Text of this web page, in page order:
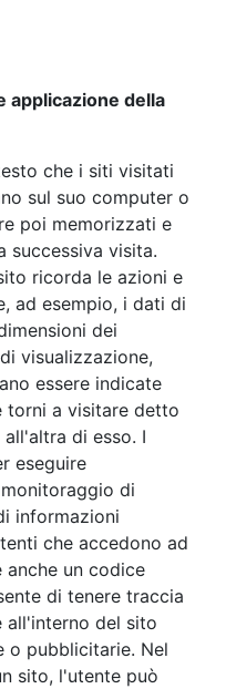
applicazione della
che i siti visitati
sul suo computer o
poi memorizzati e
successiva visita.
ricorda le azioni e
ad esempio, i dati di
dei
visualizzazione,
essere indicate
torni a visitare detto
di esso. I
eseguire
di
informazioni
che accedono ad
anche un codice
di tenere traccia
all'interno del sito
o pubblicitarie. Nel
sito, l'utente può